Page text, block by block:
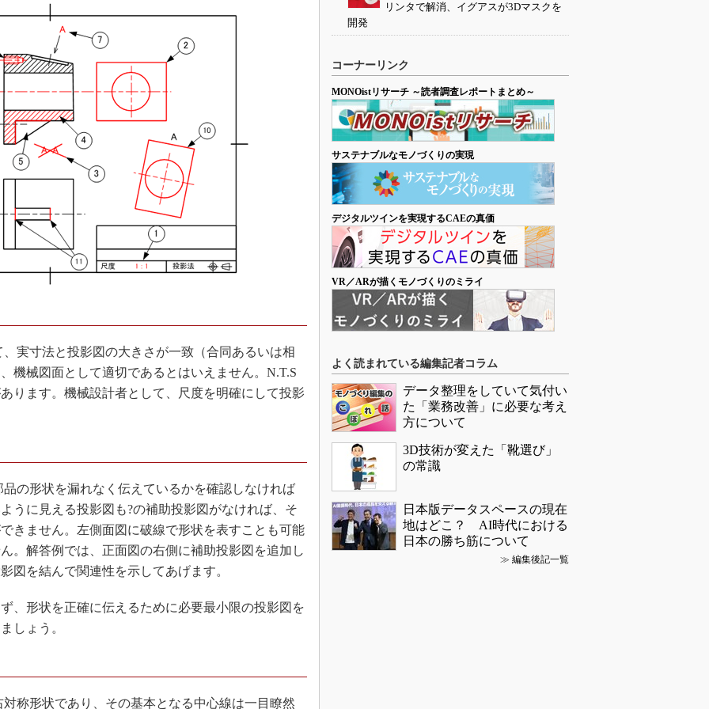
実寸法と投影図の大きさが一致（合同あるいは相
機械図面として適切であるとはいえません。N.T.S
ります。機械設計者として、尺度を明確にして投影
の形状を漏れなく伝えているかを確認しなければ
うに見える投影図も?の補助投影図がなければ、そ
きません。左側面図に破線で形状を表すことも可能
。解答例では、正面図の右側に補助投影図を追加し
図を結んで関連性を示してあげます。
形状を正確に伝えるために必要最小限の投影図を
しょう。
称形状であり、その基本となる中心線は一目瞭然
リンタで解消、イグアスが3Dマスクを
開発
コーナーリンク
MONOistリサーチ ～読者調査レポートまとめ～
サステナブルなモノづくりの実現
デジタルツインを実現するCAEの真価
VR／ARが描くモノづくりのミライ
よく読まれている編集記者コラム
データ整理をしていて気付い
た「業務改善」に必要な考え
方について
3D技術が変えた「靴選び」
の常識
日本版データスペースの現在
地はどこ？ AI時代における
日本の勝ち筋について
≫ 編集後記一覧